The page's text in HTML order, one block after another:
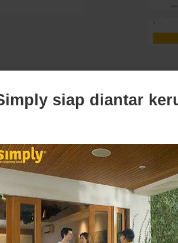
siap diantar